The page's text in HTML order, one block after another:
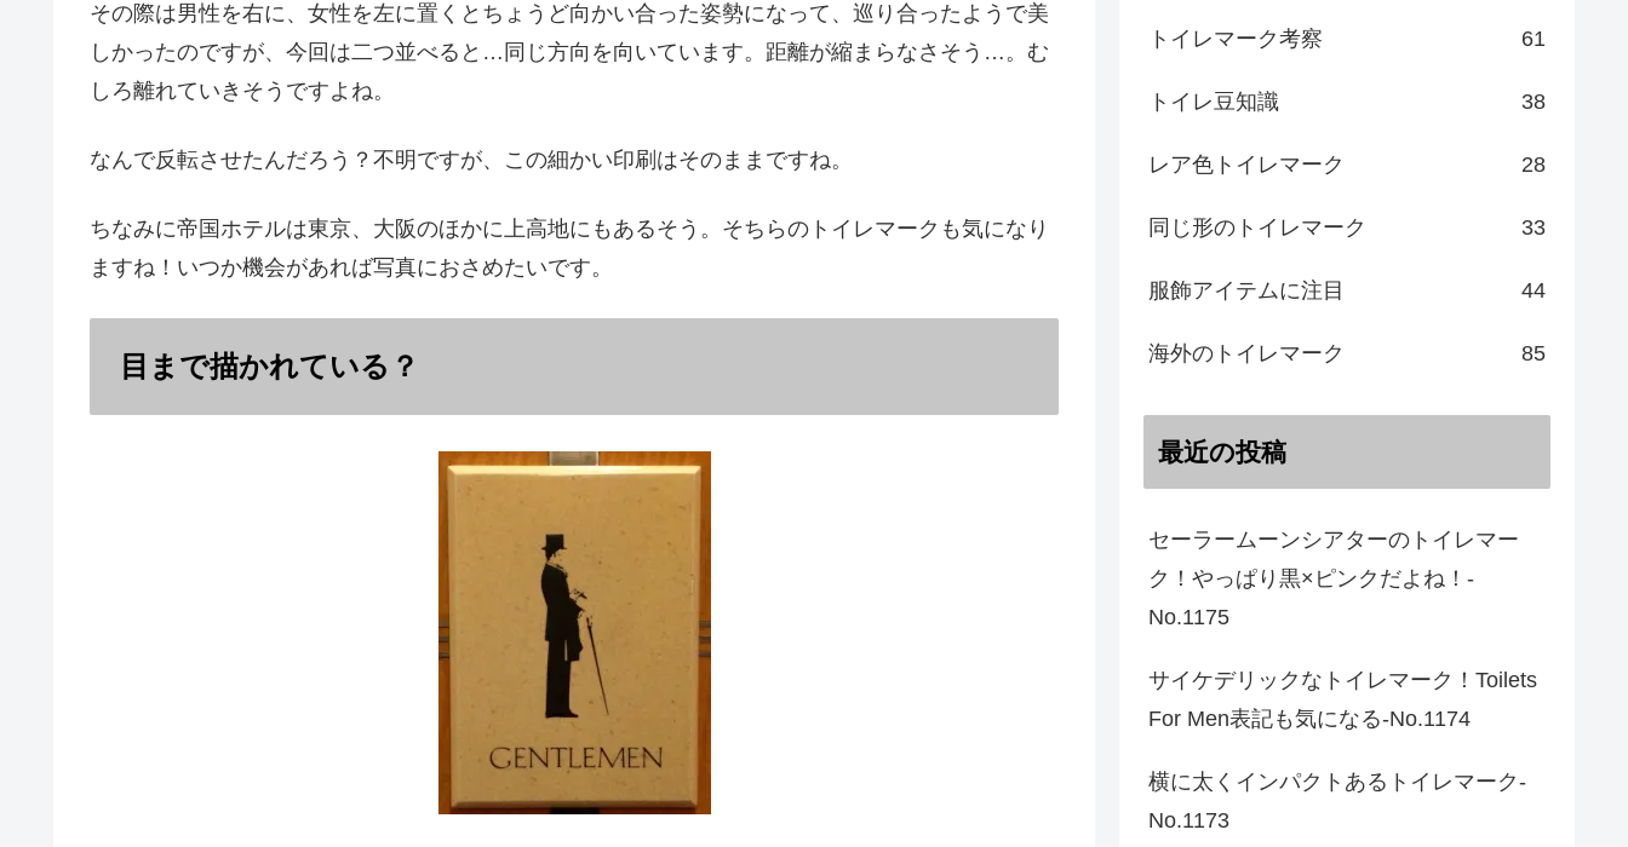
その際は男性を右に、女性を左に置くとちょうど向かい合った姿勢になって、巡り合ったようで美
しかったのですが、今回は二つ並べると…同じ方向を向いています。距離が縮まらなさそう…。む
しろ離れていきそうですよね。
なんで反転させたんだろう？不明ですが、この細かい印刷はそのままですね。
ちなみに帝国ホテルは東京、大阪のほかに上高地にもあるそう。そちらのトイレマークも気になり
ますね！いつか機会があれば写真におさめたいです。
目まで描かれている？
トイレマーク考察 61
トイレ豆知識 38
レア色トイレマーク 28
同じ形のトイレマーク 33
服飾アイテムに注目 44
海外のトイレマーク 85
最近の投稿
セーラームーンシアターのトイレマー
ク！やっぱり黒×ピンクだよね！-
No.1175
サイケデリックなトイレマーク！Toilets
For Men表記も気になる-No.1174
横に太くインパクトあるトイレマーク-
No.1173